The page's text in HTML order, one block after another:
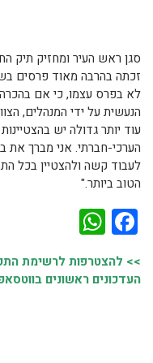
סגן ראש העיר ומחזיק תיק
זכתה בהרבה מאוד פרסים
לא בפרס עצמו, כי אם
הנעשית על ידי המנהלים,
עוד יותר גדולה יש
הערכי-חברתי. אני מברך את
לעבוד קשה ולהצטיין בכל
הטוב ביותר."
Facebook
>> להצטרפות לרשימת
העדכונים ראשונים